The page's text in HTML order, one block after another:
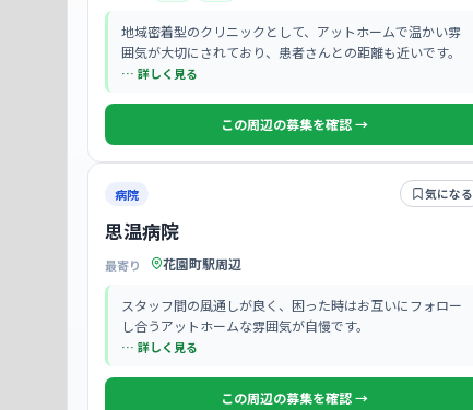
地域密着型のクリニックとして、アットホームで温かい雰
囲気が大切にされており、患者さんとの距離も近いです。
… 詳しく見る
この周辺の募集を確認 →
病院 気になる
思温病院
最寄り 花園町駅周辺
スタッフ間の風通しが良く、困った時はお互いにフォロー
し合うアットホームな雰囲気が自慢です。
… 詳しく見る
この周辺の募集を確認 →